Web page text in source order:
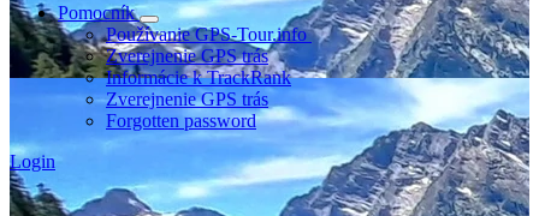
Pomocník
Používanie GPS-Tour.info
Zverejnenie GPS trás
Informácie k TrackRank
Zverejnenie GPS trás
Forgotten password
Login